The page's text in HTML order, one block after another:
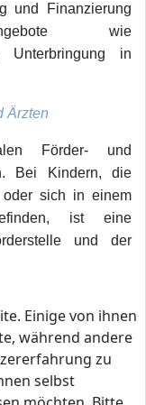
und Finanzierung
wie
Unterbringung in
Ärzten
Förder- und
Bei Kindern, die
oder sich in einem
ist eine
und der
Einige von ihnen
während andere
zu
selbst